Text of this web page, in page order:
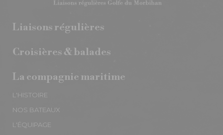
Liaisons régulières
Croisières & balades
La compagnie maritime
L'HISTOIRE
NOS BATEAUX
L'ÉQUIPAGE